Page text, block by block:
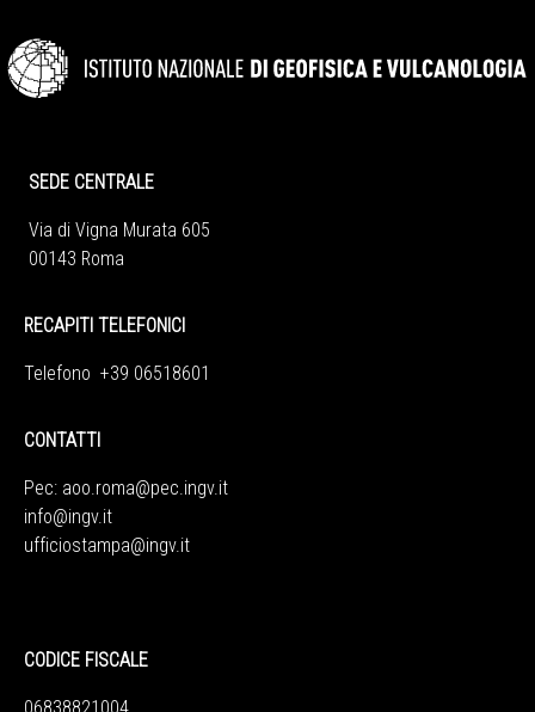
SEDE CENTRALE
Via di Vigna Murata 605
00143 Roma
RECAPITI TELEFONICI
Telefono +39 06518601
CONTATTI
Pec: aoo.roma@pec.ingv.it
info@ingv.it
ufficiostampa@ingv.it
CODICE FISCALE